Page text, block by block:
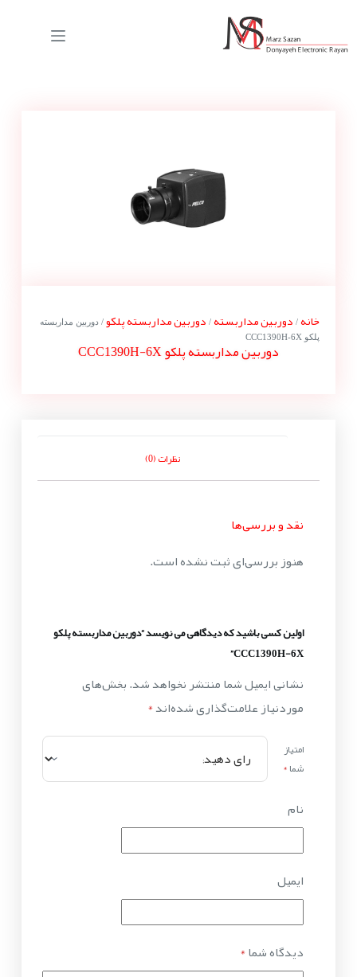
خانه/ دوربین مداربسته/ دوربین مداربسته پلکو/ دوربین مداربسته
پلکو CCC1390H-6X
دوربین مداربسته پلکو CCC1390H-6X
نظرات (0)
نقد و بررسی‌ها
هنوز بررسی‌ای ثبت نشده است.
اولین کسی باشید که دیدگاهی می نویسد “دوربین مداربسته پلکو
CCC1390H-6X”
نشانی ایمیل شما منتشر نخواهد شد.بخش‌های
موردنیاز علامت‌گذاری شده‌اند*
امتیاز
شما*
نام
ایمیل
دیدگاه شما*